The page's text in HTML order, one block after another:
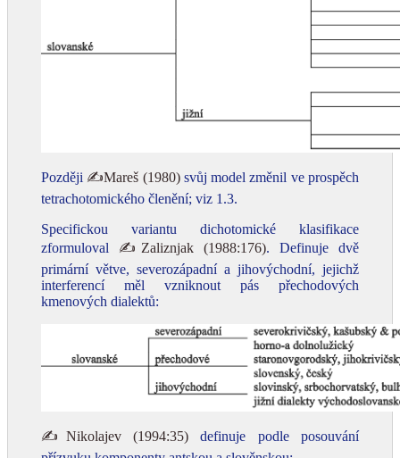
Později ✍Mareš (1980)svůj model změnil ve prospěch
tetrachotomického členění; viz 1.3.
Specifickou variantu dichotomické klasifikace
zformuloval ✍Zaliznjak (1988:176). Definuje dvě
primární větve, severozápadní a jihovýchodní, jejichž
interferencí měl vzniknout pás přechodových
kmenových dialektů:
✍Nikolajev (1994:35) definuje podle posouvání